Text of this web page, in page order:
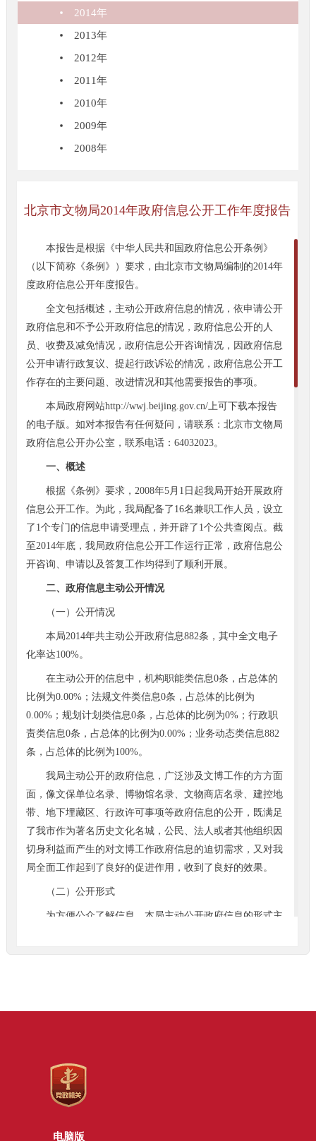
2014年
2013年
2012年
2011年
2010年
2009年
2008年
北京市文物局2014年政府信息公开工作年度报告
本报告是根据《中华人民共和国政府信息公开条例》
（以下简称《条例》）要求，由北京市文物局编制的2014年
度政府信息公开年度报告。
全文包括概述，主动公开政府信息的情况，依申请公开
政府信息和不予公开政府信息的情况，政府信息公开的人
员、收费及减免情况，政府信息公开咨询情况，因政府信息
公开申请行政复议、提起行政诉讼的情况，政府信息公开工
作存在的主要问题、改进情况和其他需要报告的事项。
本局政府网站http://wwj.beijing.gov.cn/上可下载本报告
的电子版。如对本报告有任何疑问，请联系：北京市文物局
政府信息公开办公室，联系电话：64032023。
一、概述
根据《条例》要求，2008年5月1日起我局开始开展政府
信息公开工作。为此，我局配备了16名兼职工作人员，设立
了1个专门的信息申请受理点，并开辟了1个公共查阅点。截
至2014年底，我局政府信息公开工作运行正常，政府信息公
开咨询、申请以及答复工作均得到了顺利开展。
二、政府信息主动公开情况
（一）公开情况
本局2014年共主动公开政府信息882条，其中全文电子
化率达100%。
在主动公开的信息中，机构职能类信息0条，占总体的
比例为0.00%；法规文件类信息0条，占总体的比例为
0.00%；规划计划类信息0条，占总体的比例为0%；行政职
责类信息0条，占总体的比例为0.00%；业务动态类信息882
条，占总体的比例为100%。
我局主动公开的政府信息，广泛涉及文博工作的方方面
面，像文保单位名录、博物馆名录、文物商店名录、建控地
带、地下埋藏区、行政许可事项等政府信息的公开，既满足
了我市作为著名历史文化名城，公民、法人或者其他组织因
切身利益而产生的对文博工作政府信息的迫切需求，又对我
局全面工作起到了良好的促进作用，收到了良好的效果。
（二）公开形式
为方便公众了解信息，本局主动公开政府信息的形式主
栏、信息查阅点、新闻发布会、北京图书馆、北京档案馆文
（一）申请情况
本局2014年度共收到政府信息公开申请9件，6件为当面
动态类信息。
电脑版